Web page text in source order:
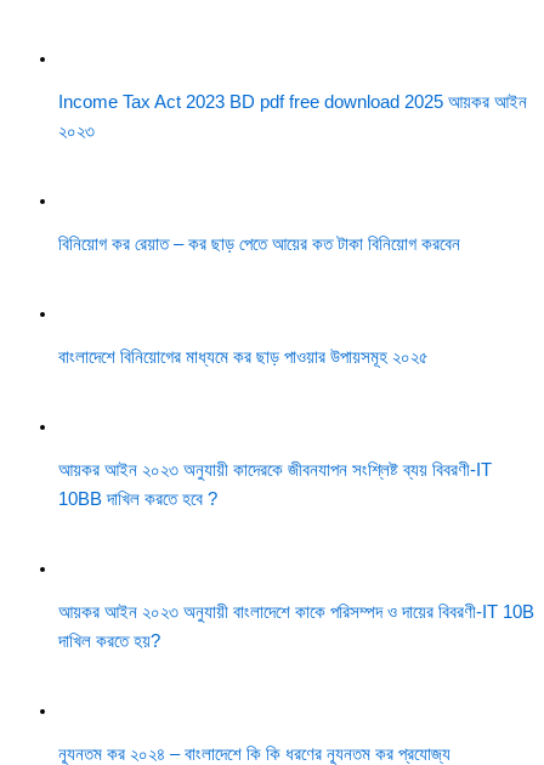
Income Tax Act 2023 BD pdf free download 2025 আয়কর আইন
২০২৩
বিনিয়োগ কর রেয়াত – কর ছাড় পেতে আয়ের কত টাকা বিনিয়োগ করবেন
বাংলাদেশে বিনিয়োগের মাধ্যমে কর ছাড় পাওয়ার উপায়সমূহ ২০২৫
আয়কর আইন ২০২৩ অনুযায়ী কাদেরকে জীবনযাপন সংশ্লিষ্ট ব্যয় বিবরণী-IT
10BB দাখিল করতে হবে ?
আয়কর আইন ২০২৩ অনুযায়ী বাংলাদেশে কাকে পরিসম্পদ ও দায়ের বিবরণী-IT 10B
দাখিল করতে হয়?
ন্যূনতম কর ২০২৪ – বাংলাদেশে কি কি ধরণের ন্যূনতম কর প্রযোজ্য